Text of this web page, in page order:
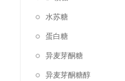
水苏糖
蛋白糖
异麦芽酮糖
异麦芽酮糖醇